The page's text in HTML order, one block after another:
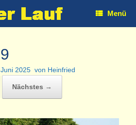
Menü
2025 von Heinfried
Nächstes →